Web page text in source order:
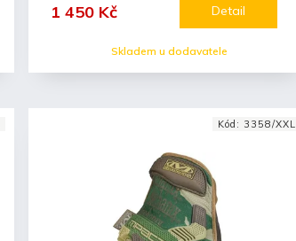
Skladem u dodavatele
1 450 Kč Detail
Kód: 3358/XXL